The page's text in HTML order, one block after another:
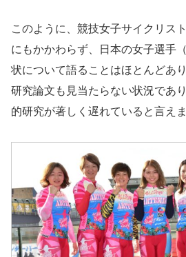
このように、競技女子サイクリス
にもかかわらず、日本の女子選手（
状について語ることはほとんどあ
研究論文も見当たらない状況であ
的研究が著しく遅れていると言えま